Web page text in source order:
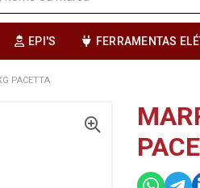
EPI'S FERRAMENTAS
PACETTA